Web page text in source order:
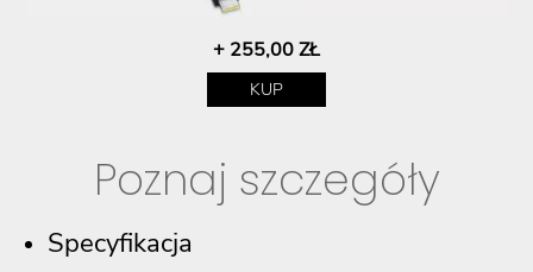
+ 255,00 ZŁ
KUP
Poznaj szczegóły
Specyfikacja